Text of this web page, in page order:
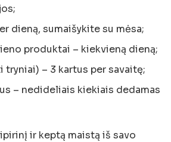
dieną, sumaišykite su mėsa;
produktai – kiekvieną dieną;
tryniai) – 3 kartus per savaitę;
– nedideliais kiekiais dedamas
ir keptą maistą iš savo